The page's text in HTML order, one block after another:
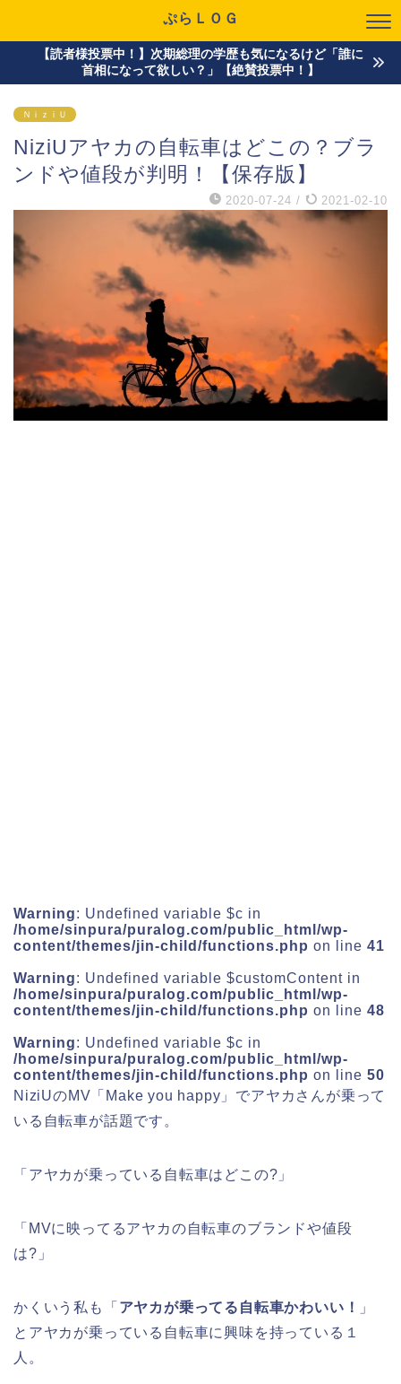
ぷらＬＯＧ
【読者様投票中！】次期総理の学歴も気になるけど「誰に
首相になって欲しい？」【絶賛投票中！】
ＮｉｚｉＵ
NiziUアヤカの自転車はどこの？ブラ
ンドや値段が判明！【保存版】
2020-07-24 / 2021-02-10
Warning: Undefined variable $c in
/home/sinpura/puralog.com/public_html/wp-
content/themes/jin-child/functions.php on line 41
Warning: Undefined variable $customContent in
/home/sinpura/puralog.com/public_html/wp-
content/themes/jin-child/functions.php on line 48
Warning: Undefined variable $c in
/home/sinpura/puralog.com/public_html/wp-
content/themes/jin-child/functions.php on line 50
NiziUのMV「 Make you happy 」でアヤカさんが乗って
いる 自転車が話題です。
「 アヤカが乗っている自転車はどこの? 」
「 MVに映ってるアヤカの自転車のブランドや値段
は? 」
かくいう私も「 アヤカが乗ってる自転車かわいい！
」
と アヤカ が乗っている 自転車に興味を持っている１
人。